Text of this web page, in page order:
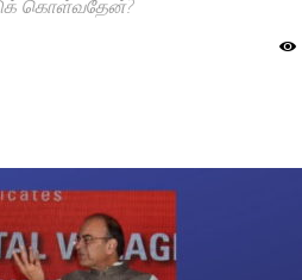
கொள்வதேன்?